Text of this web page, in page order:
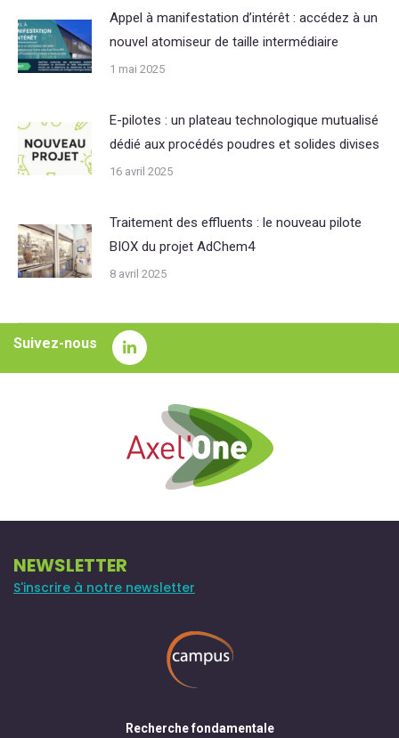
Appel à manifestation d’intérêt : accédez à un
nouvel atomiseur de taille intermédiaire
1 mai 2025
E-pilotes : un plateau technologique mutualisé
dédié aux procédés poudres et solides divises
16 avril 2025
Traitement des effluents : le nouveau pilote
BIOX du projet AdChem4
8 avril 2025
Suivez-nous
NEWSLETTER
S'inscrire à notre newsletter
Recherche fondamentale